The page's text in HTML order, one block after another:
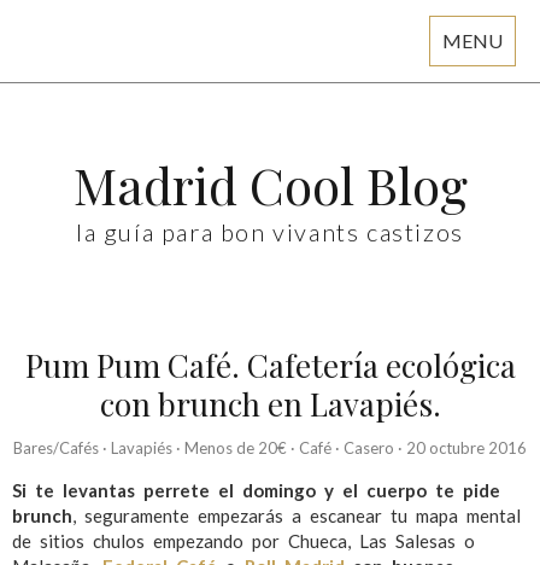
MENU
Madrid Cool Blog
la guía para bon vivants castizos
Pum Pum Café. Cafetería ecológica
con brunch en Lavapiés.
Bares/Cafés · Lavapiés · Menos de 20€ · Café · Casero · 20 octubre 2016
Si te levantas perrete el domingo y el cuerpo te pide
brunch, seguramente empezarás a escanear tu mapa mental
de sitios chulos empezando por Chueca, Las Salesas o